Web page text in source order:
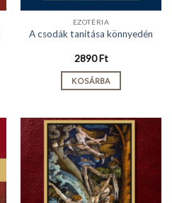
EZOTÉRIA
A csodák tanítása könnyedén
2890Ft
KOSÁRBA